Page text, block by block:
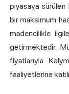
piyasaya
bir maksimum
madencilikle
getirmektedir.
fiyatlarıyla
faaliyetlerine